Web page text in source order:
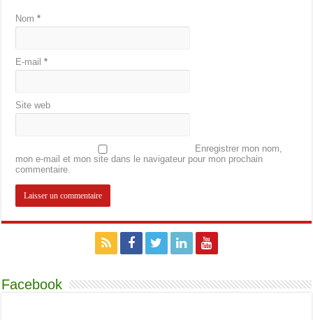
Nom*
E-mail*
Site web
Enregistrer mon nom,
mon e-mail et mon site dans le navigateur pour mon prochain
commentaire.
Facebook